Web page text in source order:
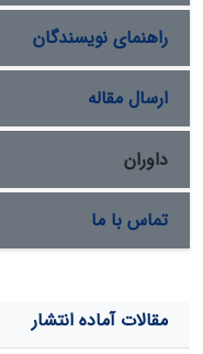
تغییری نکرد. افزایش
دلیل این امر باشد.
مشابه سایر تحقیقات
جنگلی باعث بهبود
آلی خاک شده است
راهنمای نویسندگان
ارسال مقاله
داوران
تماس با ما
مقالات آماده انتشار